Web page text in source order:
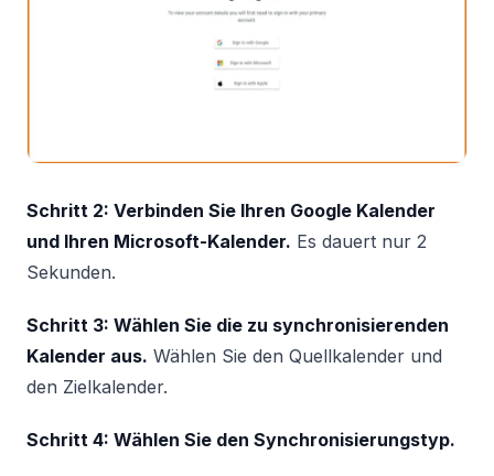
Schritt 2: Verbinden Sie Ihren Google Kalender
und Ihren Microsoft-Kalender. Es dauert nur 2
Sekunden.
Schritt 3: Wählen Sie die zu synchronisierenden
Kalender aus. Wählen Sie den Quellkalender und
den Zielkalender.
Schritt 4: Wählen Sie den Synchronisierungstyp.